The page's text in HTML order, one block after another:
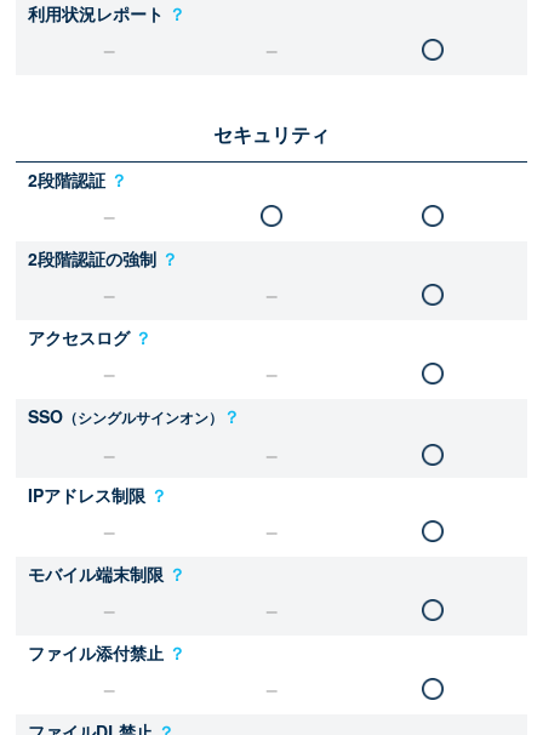
利用状況レポート ？
セキュリティ
2段階認証 ？
2段階認証の強制 ？
アクセスログ ？
SSO （シングルサインオン） ？
IPアドレス制限 ？
モバイル端末制限 ？
ファイル添付禁止 ？